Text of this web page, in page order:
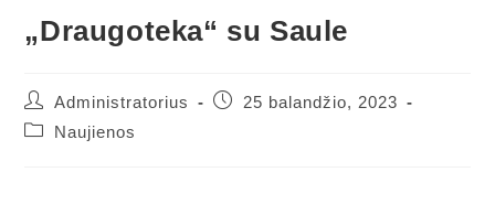
„Draugoteka“ su Saule
Administratorius
25 balandžio, 2023
Naujienos